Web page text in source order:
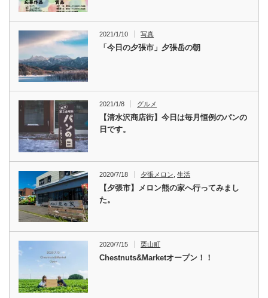
2021/1/10 写真
「今日の夕張市」夕張岳の朝
2021/1/8 グルメ
【清水沢商店街】今日は毎月恒例のパンの
日です。
2020/7/18 夕張メロン ,生活
【夕張市】メロン熊の家へ行ってみまし
た。
2020/7/15 栗山町
Chestnuts&Marketオープン！！